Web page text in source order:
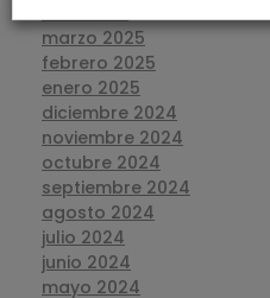
abril 2025
marzo 2025
febrero 2025
enero 2025
diciembre 2024
noviembre 2024
octubre 2024
septiembre 2024
agosto 2024
julio 2024
junio 2024
mayo 2024